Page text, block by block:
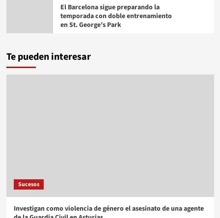
El Barcelona sigue preparando la
temporada con doble entrenamiento
en St. George’s Park
Te pueden interesar
Sucesos
Investigan como violencia de género el asesinato de una agente